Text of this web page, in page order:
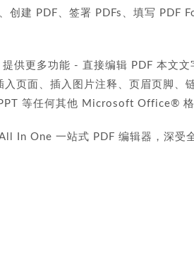
创建 PDF、签署 PDFs、填写 PDF
供更多功能 - 直接编辑 PDF 本文
入页面、插入图片注释、页眉页脚、
等任何其他 Microsoft Office® 格
In One 一站式 PDF 编辑器，深受